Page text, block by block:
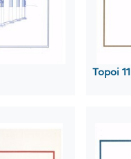
Topoi 11